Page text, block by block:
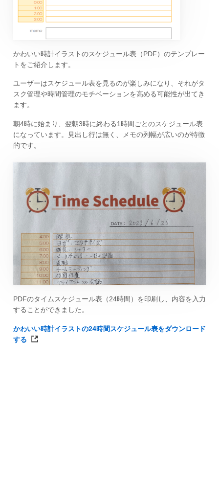
かわいい時計イラストのスケジュール表（PDF）のテンプレー
トをご紹介します。
ユーザーはスケジュール表を見るのが楽しみになり、それがタ
スク管理や時間管理のモチベーションを高める可能性が出てき
ます。
朝4時に始まり、翌朝3時に終わる1時間ごとのスケジュール表
になっています。見出し行は無く、メモの列幅が広いのが特徴
的です。
PDFのタイムスケジュール表（24時間）を印刷し、内容を入力
することができました。
かわいい時計イラストの24時間スケジュール表をダウンロード
する